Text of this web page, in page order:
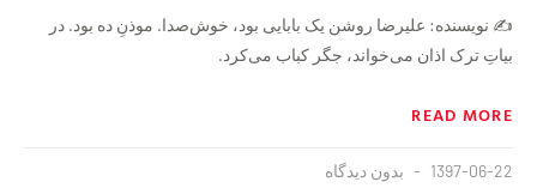
✍️ نویسنده: علیرضا روشن یک بابایی بود، خوش‌صدا. موذنِ ده بود. در
بیاتِ ترک اذان مى‌خواند، جگر کباب مى‌کرد.
READ MORE
1397-06-22 بدون دیدگاه